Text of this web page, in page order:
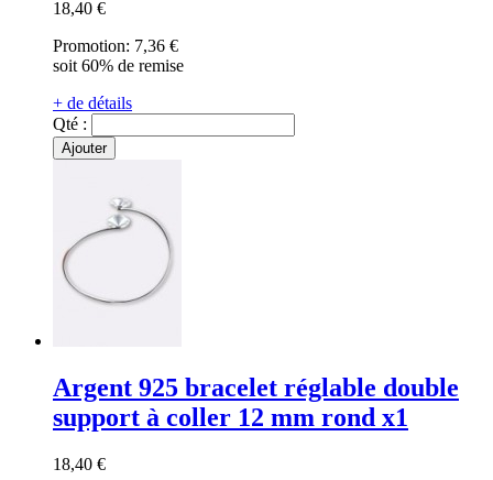
18,40 €
Promotion: 7,36 €
soit 60% de remise
+ de détails
Qté :
Ajouter
Argent 925 bracelet réglable double
support à coller 12 mm rond x1
18,40 €